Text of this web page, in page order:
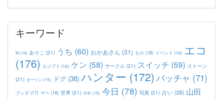
キーワード
IN(14) あそこ (21) うち (60) おかあさん (31) もの (18) イベント (16) エコ
(176) エジプト (16) ケン (58) サークル (21) スイッチ (59) ストーン
(21) ダーリン(15) ドグ (38) ハンター (172) バッチャ (71)
ブッダ (17) マペ (18) 世界 (21) 今年(15) 今日 (78) 写真 (21) 占い(26) 山田